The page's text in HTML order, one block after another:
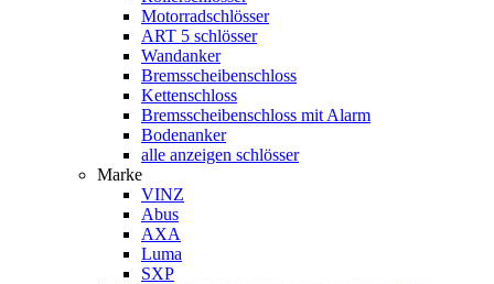
Motorradschlösser
ART 5 schlösser
Wandanker
Bremsscheibenschloss
Kettenschloss
Bremsscheibenschloss mit Alarm
Bodenanker
alle anzeigen schlösser
Marke
VINZ
Abus
AXA
Luma
SXP